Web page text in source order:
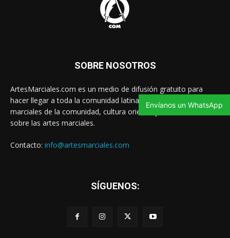
SOBRE NOSOTROS
ArtesMarciales.com es un medio de difusión gratuito para
hacer llegar a toda la comunidad latina las noticias de artes
marciales de la comunidad, cultura oriental y contenido valioso
sobre las artes marciales.
Contacto: info@artesmarciales.com
SÍGUENOS:
Envíanos un WhatsApp